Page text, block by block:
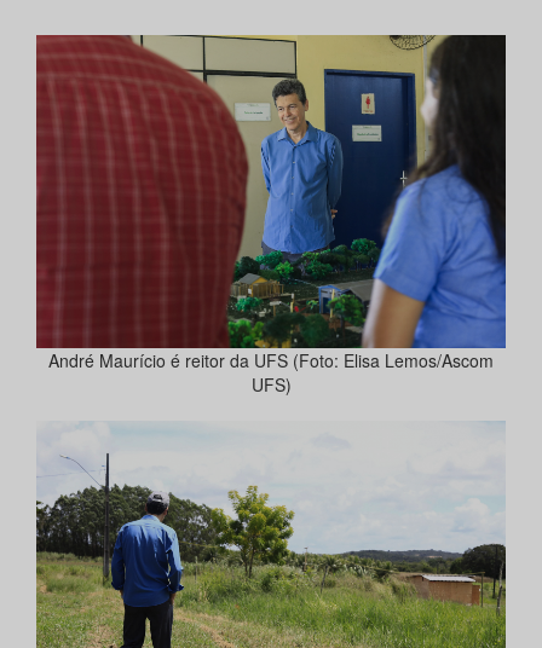
André Maurício é reitor da UFS (Foto: Elisa Lemos/Ascom
UFS)